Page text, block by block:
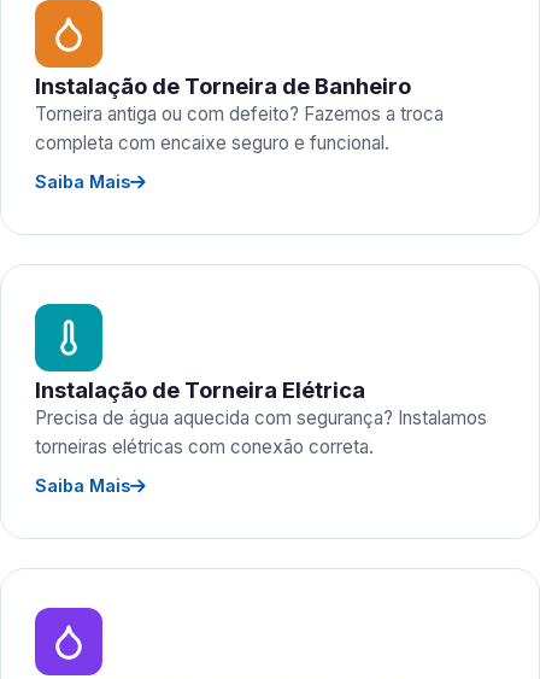
Instalação de Torneira de Banheiro
Torneira antiga ou com defeito? Fazemos a troca
completa com encaixe seguro e funcional.
Saiba Mais
Instalação de Torneira Elétrica
Precisa de água aquecida com segurança? Instalamos
torneiras elétricas com conexão correta.
Saiba Mais